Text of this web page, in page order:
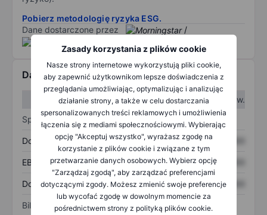
Zasady korzystania z plików cookie
Nasze strony internetowe wykorzystują pliki cookie,
aby zapewnić użytkownikom lepsze doświadczenia z
przeglądania umożliwiając, optymalizując i analizując
działanie strony, a także w celu dostarczania
spersonalizowanych treści reklamowych i umożliwienia
łączenia się z mediami społecznościowymi. Wybierając
opcję "Akceptuj wszystko", wyrażasz zgodę na
korzystanie z plików cookie i związane z tym
przetwarzanie danych osobowych. Wybierz opcję
"Zarządzaj zgodą", aby zarządzać preferencjami
dotyczącymi zgody. Możesz zmienić swoje preferencje
lub wycofać zgodę w dowolnym momencie za
pośrednictwem strony z polityką plików cookie.
Pobierz metodologię ryzyka ESG.
Dane dostarczone przez
/
Dane finansowe
W I kw.
W II kw.
Sprawozdanie z zysków
Dochód XXXXXXX XXXXXXX
EBITDA XXXXXXX XXXXXXX
Dochód netto XXXXXXX XXXXXXX
Bilans